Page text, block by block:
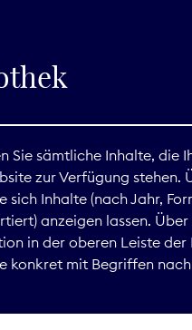
Digitales
Kommunikation
Marktdaten
Sie sämtliche Inhalte, die
zur Verfügung stehen.
sich Inhalte (nach Jahr,
anzeigen lassen.
in der oberen Leiste
konkret mit Begriffen